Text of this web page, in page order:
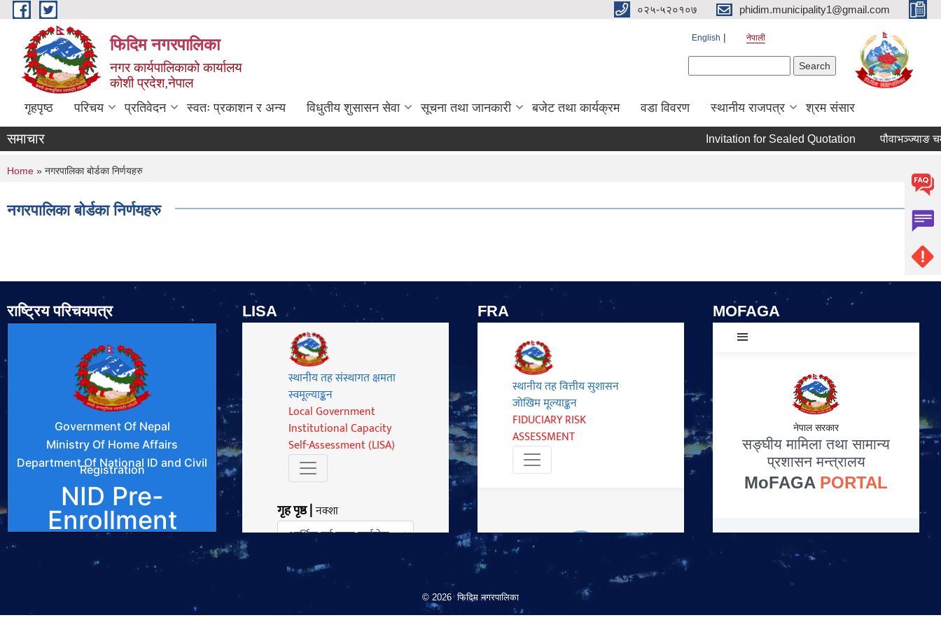
Skip to main content ०२५-५२०१०७ phidim.municipality1@gmail.com
फिदिम नगरपालिका
नगर कार्यपालिकाको कार्यालय
कोशी प्रदेश,नेपाल
English नेपाली
गृहपृष्ठ परिचय प्रतिवेदन स्वतः प्रकाशन र अन्य विधुतीय शुसासन सेवा सूचना तथा जानकारी बजेट तथा कार्यक्रम वडा विवरण स्थानीय राजपत्र श्रम संसार
समाचार Invitation for Sealed Quotation पौवाभञ्ज्याङ
You are here
Home » नगरपालिका बोर्डका निर्णयहरु
नगरपालिका बोर्डका निर्णयहरु
राष्ट्रिय परिचयपत्र LISA FRA MOFAGA
© 2026 फिदिम नगरपालिका